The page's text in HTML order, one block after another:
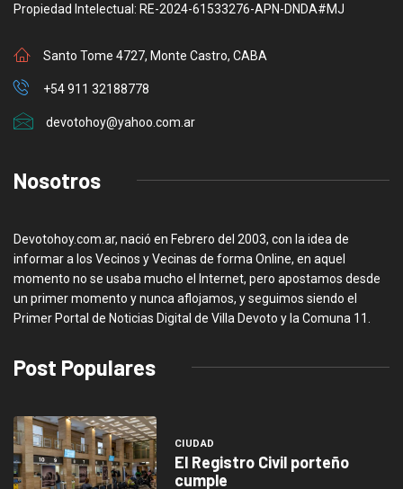
Propiedad Intelectual: RE-2024-61533276-APN-DNDA#MJ
Santo Tome 4727, Monte Castro, CABA
+54 911 32188778
devotohoy@yahoo.com.ar
Nosotros
Devotohoy.com.ar, nació en Febrero del 2003, con la idea de
informar a los Vecinos y Vecinas de forma Online, en aquel
momento no se usaba mucho el Internet, pero apostamos desde
un primer momento y nunca aflojamos, y seguimos siendo el
Primer Portal de Noticias Digital de Villa Devoto y la Comuna 11.
Post Populares
CIUDAD
El Registro Civil porteño
cumple